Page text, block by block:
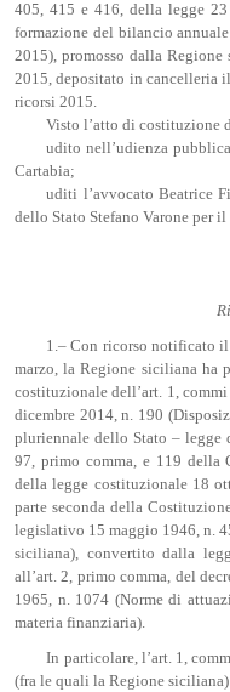
405, 415 e 416, della legge
formazione del bilancio
2015), promosso dalla
2015, depositato in cancelleria
ricorsi 2015.
Visto l’atto di costituzione
udito nell’udienza
Cartabia;
uditi l’avvocato Beatrice
dello Stato Stefano Varone per
1.– Con ricorso notificato
marzo, la Regione siciliana ha
costituzionale dell’art. 1,
dicembre 2014, n. 190
pluriennale dello Stato –
97, primo comma, e 119 della
della legge costituzionale 18
parte seconda della
legislativo 15 maggio 1946, n.
siciliana), convertito dalla
all’art. 2, primo comma, del
1965, n. 1074 (Norme di
materia finanziaria).
In particolare, l’art. 1,
(fra le quali la Regione